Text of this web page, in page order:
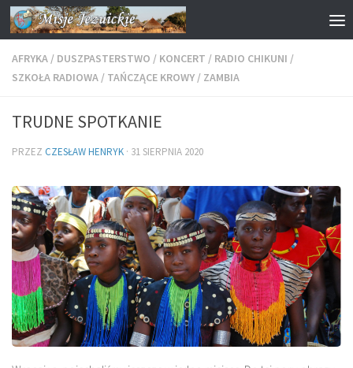
Przejdź do treści
AFRYKA / DUSZPASTERSTWO / KONCERT / RADIO CHIKUNI /
SZKOŁA RADIOWA / TAŃCZĄCE KROWY / ZAMBIA
TRUDNE SPOTKANIE
PRZEZ CZESŁAW HENRYK · 31 SIERPNIA 2020